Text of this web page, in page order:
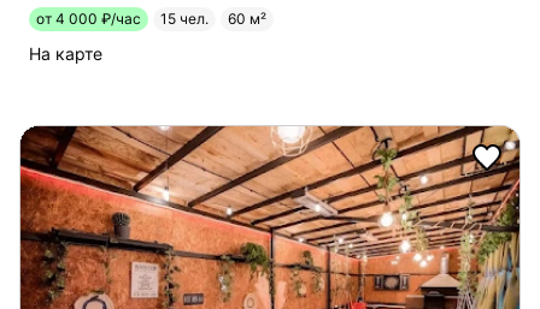
от 4 000 ₽/час 15 чел. 60 м²
На карте